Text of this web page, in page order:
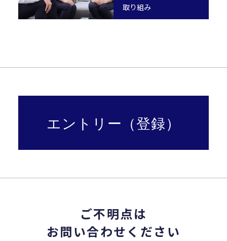
取り組み
エントリー（登録）
ご不明点は
お問い合わせください